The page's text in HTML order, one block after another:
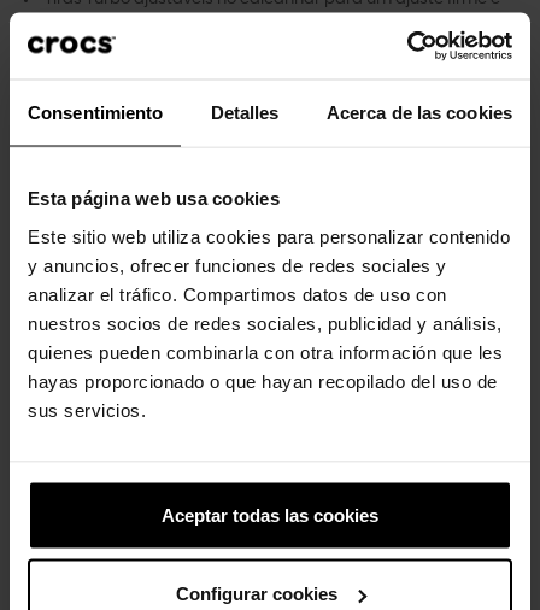
Consentimiento Detalles Acerca de las cookies
Esta página web usa cookies
Este sitio web utiliza cookies para personalizar contenido
y anuncios, ofrecer funciones de redes sociales y
analizar el tráfico. Compartimos datos de uso con
nuestros socios de redes sociales, publicidad y análisis,
quienes pueden combinarla con otra información que les
hayas proporcionado o que hayan recopilado del uso de
sus servicios.
Aceptar todas las cookies
Configurar cookies
Personalizável com pingentes Jibbitz™
produto também compraram:
-20% -20%
44,90 € 35,92 €